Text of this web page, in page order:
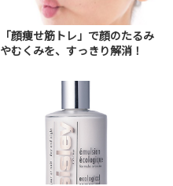
「顔痩せ筋トレ」で顔のたるみ
やむくみを、すっきり解消！